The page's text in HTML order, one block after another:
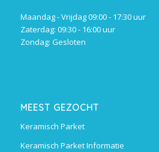
Maandag - Vrijdag 09:00 - 17:30 uur
Zaterdag: 09:30 - 16:00 uur
Zondag: Gesloten
MEEST GEZOCHT
Keramisch Parket
Keramisch Parket Informatie